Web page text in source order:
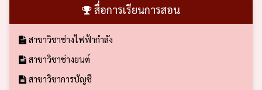
สื่อการเรียนการสอน
สาขาวิชาช่างไฟฟ้ากำลัง
สาขาวิชาช่างยนต์
สาขาวิชาการบัญชี